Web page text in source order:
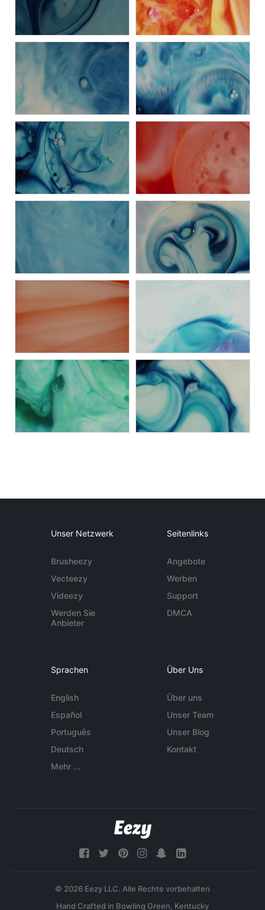
Unser Netzwerk
Brusheezy
Vecteezy
Videezy
Werden Sie
Anbieter
Seitenlinks
Angebote
Werben
Support
DMCA
Sprachen
English
Español
Português
Deutsch
Mehr ...
Über Uns
Über uns
Unser Team
Unser Blog
Kontakt
© 2026 Eezy LLC. Alle Rechte vorbehalten